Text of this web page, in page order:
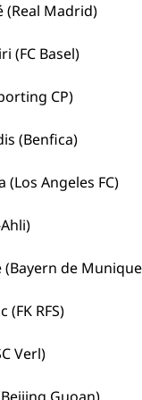
(Real Madrid)
(FC Basel)
CP)
(Benfica)
(Los Angeles FC)
(Bayern de
(FK RFS)
Verl)